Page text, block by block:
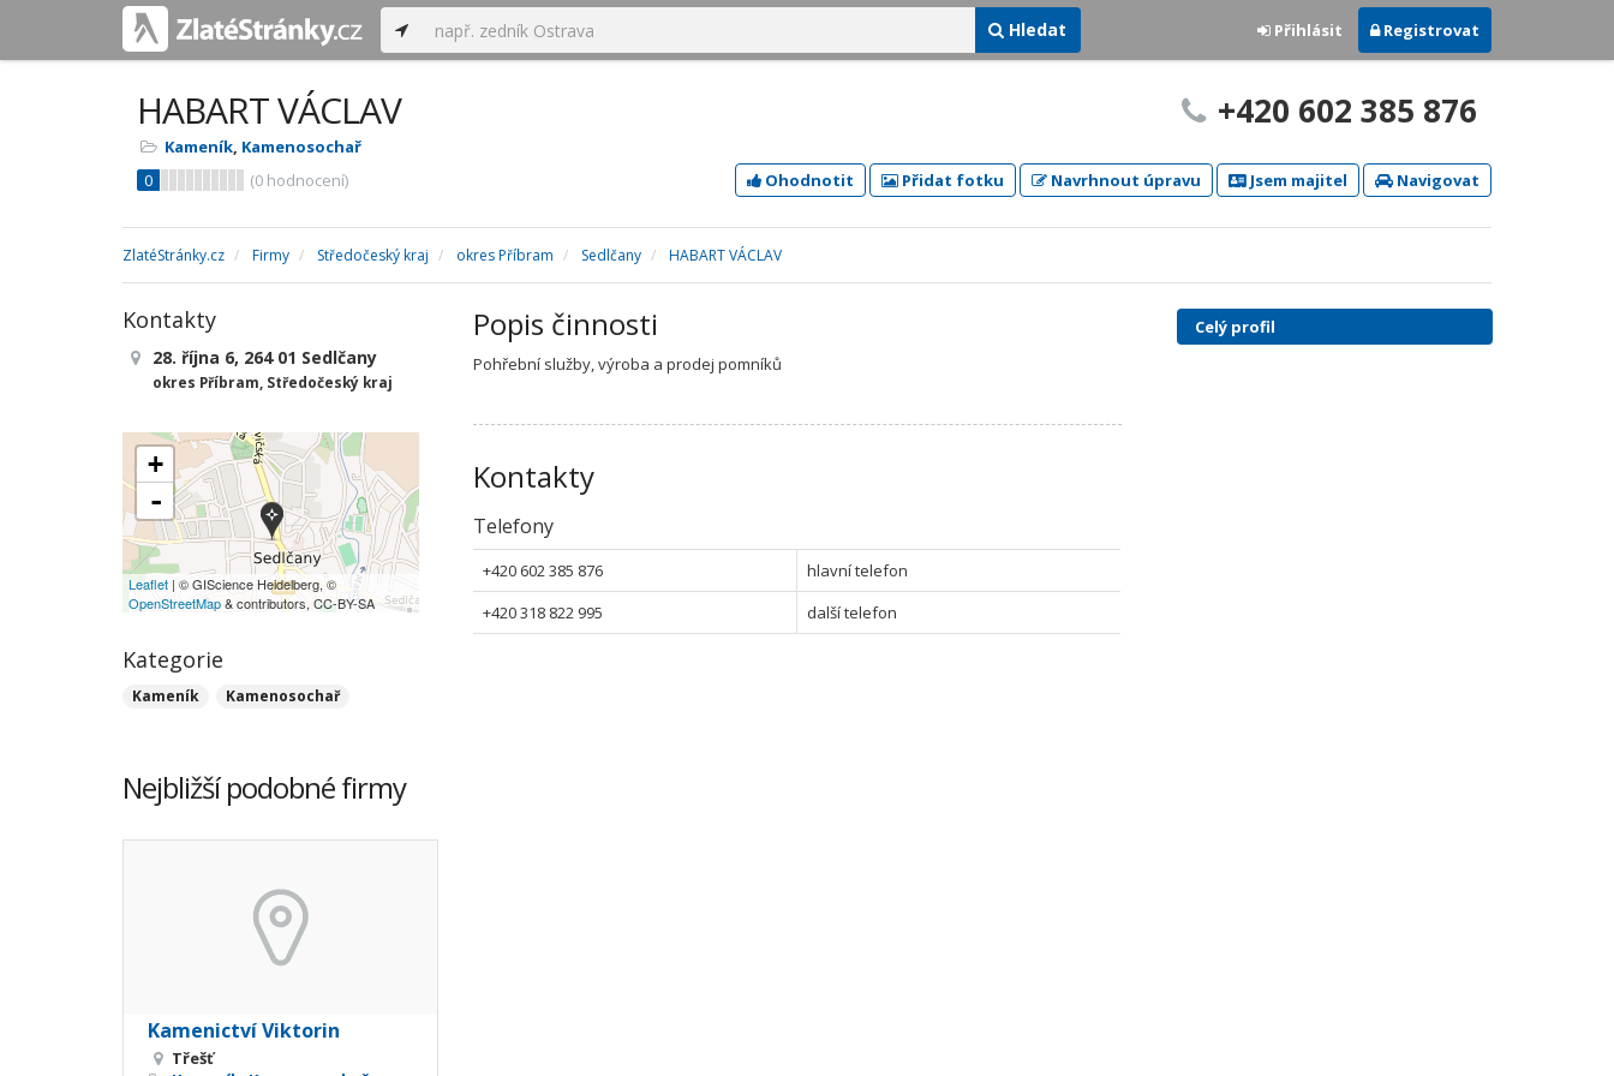
Hledat Přihlásit Registrovat
HABART VÁCLAV
Kameník, Kamenosochař
0
(0 hodnocení)
+420 602 385 876
Ohodnotit Přidat fotku Navrhnout úpravu Jsem majitel Navigovat
ZlatéStránky.cz Firmy Středočeský kraj okres Příbram Sedlčany HABART VÁCLAV
Popis činnosti
Pohřební služby, výroba a prodej pomníků
Kontakty
Telefony
+420 602 385 876
hlavní telefon
+420 318 822 995
další telefon
Kontakty
28. října 6, 264 01 Sedlčany
okres Příbram, Středočeský kraj
+
-
Leaflet | © GIScience Heidelberg, ©
OpenStreetMap& contributors, CC-BY-SA
Kategorie
Kameník Kamenosochař
Celý profil
Nejbližší podobné firmy
Kamenictví Viktorin
Třešť